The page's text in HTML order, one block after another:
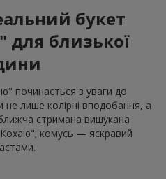
букет
для близької
починається з уваги до
лише колірні вподобання, а
стримана вишукана
комусь — яскравий